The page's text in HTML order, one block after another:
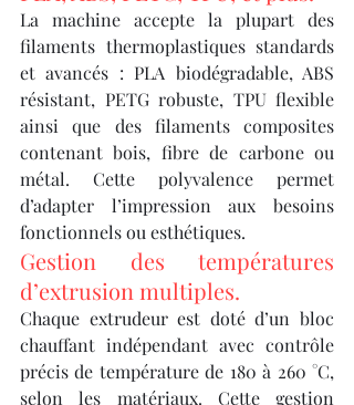
La machine accepte la plupart des
filaments thermoplastiques standards
et avancés : PLA biodégradable, ABS
résistant, PETG robuste, TPU flexible
ainsi que des filaments composites
contenant bois, fibre de carbone ou
métal. Cette polyvalence permet
d’adapter l’impression aux besoins
fonctionnels ou esthétiques.
Gestion des températures
d’extrusion multiples.
Chaque extrudeur est doté d’un bloc
chauffant indépendant avec contrôle
précis de température de 180 à 260 °C,
selon les matériaux. Cette gestion